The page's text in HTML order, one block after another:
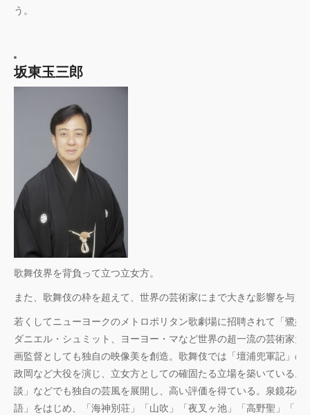
う。
坂東玉三郎
歌舞伎界を背負って立つ立女方。
また、歌舞伎の枠を超えて、世界の芸術家にまで大きな影響を与え
若くしてニューヨークのメトロポリタン歌劇場に招聘されて「鷺
ダニエル・シュミット、ヨーヨー・マなど世界の超一流の芸術家
画監督としても独自の映像美を創造。歌舞伎では「壇浦兜軍記」
政岡など大役を演じ、立女方としての確固たる立場を築いている
談」などでも独自の芸風を展開し、高い評価を得ている。泉鏡花
語」をはじめ、「海神別荘」「山吹」「夜叉ヶ池」「高野聖」「